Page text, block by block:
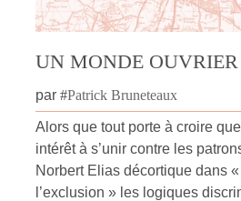
UN MONDE
par #Patrick Bruneteaux
Alors que tout porte à croire
intérêt à s’unir contre les
Norbert Elias décortique dans
l’exclusion » les logiques